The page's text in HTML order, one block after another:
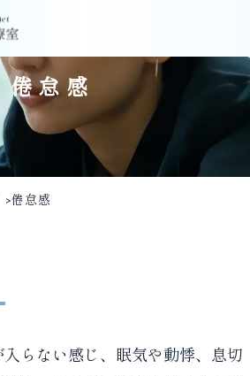
倦怠感
倦怠感
らない感じ、眠気や動悸、息切